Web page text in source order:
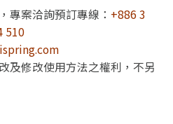
案洽詢預訂專線： +886 3
510
及修改使用方法之權利，不另